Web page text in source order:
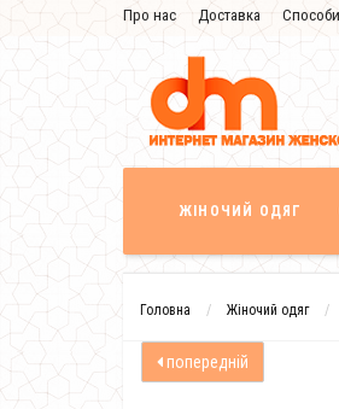
Про нас Доставка
Знижка
ЖІНОЧИЙ ОДЯГ
Головна Жіночий одяг
попередній